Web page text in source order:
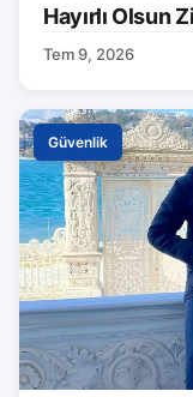
Hayırlı Olsun
Tem 9, 2026
Güvenlik